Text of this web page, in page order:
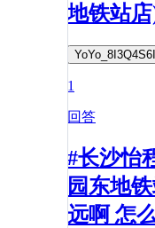
地铁站
YoYo_8I3Q4S6I
1
回答
#长沙怡
园东地
远啊 怎